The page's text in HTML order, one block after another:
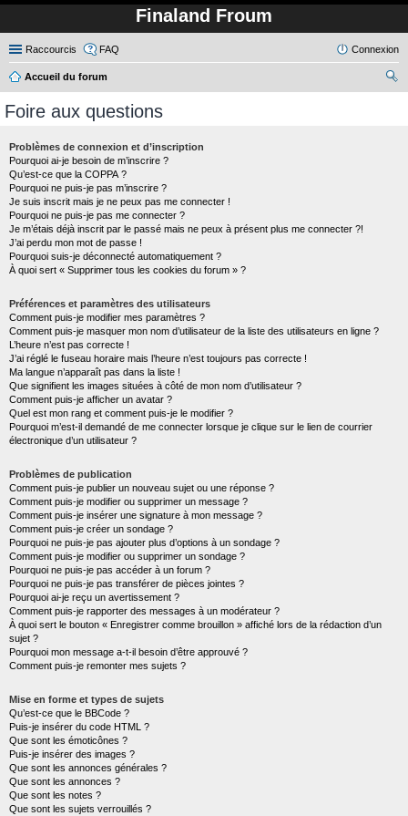
Finaland Froum
Raccourcis FAQ Connexion
Accueil du forum
Foire aux questions
Problèmes de connexion et d’inscription
Pourquoi ai-je besoin de m’inscrire ?
Qu’est-ce que la COPPA ?
Pourquoi ne puis-je pas m’inscrire ?
Je suis inscrit mais je ne peux pas me connecter !
Pourquoi ne puis-je pas me connecter ?
Je m’étais déjà inscrit par le passé mais ne peux à présent plus me connecter ?!
J’ai perdu mon mot de passe !
Pourquoi suis-je déconnecté automatiquement ?
À quoi sert « Supprimer tous les cookies du forum » ?
Préférences et paramètres des utilisateurs
Comment puis-je modifier mes paramètres ?
Comment puis-je masquer mon nom d’utilisateur de la liste des utilisateurs en ligne ?
L’heure n’est pas correcte !
J’ai réglé le fuseau horaire mais l’heure n’est toujours pas correcte !
Ma langue n’apparaît pas dans la liste !
Que signifient les images situées à côté de mon nom d’utilisateur ?
Comment puis-je afficher un avatar ?
Quel est mon rang et comment puis-je le modifier ?
Pourquoi m’est-il demandé de me connecter lorsque je clique sur le lien de courrier
électronique d’un utilisateur ?
Problèmes de publication
Comment puis-je publier un nouveau sujet ou une réponse ?
Comment puis-je modifier ou supprimer un message ?
Comment puis-je insérer une signature à mon message ?
Comment puis-je créer un sondage ?
Pourquoi ne puis-je pas ajouter plus d’options à un sondage ?
Comment puis-je modifier ou supprimer un sondage ?
Pourquoi ne puis-je pas accéder à un forum ?
Pourquoi ne puis-je pas transférer de pièces jointes ?
Pourquoi ai-je reçu un avertissement ?
Comment puis-je rapporter des messages à un modérateur ?
À quoi sert le bouton « Enregistrer comme brouillon » affiché lors de la rédaction d’un
sujet ?
Pourquoi mon message a-t-il besoin d’être approuvé ?
Comment puis-je remonter mes sujets ?
Mise en forme et types de sujets
Qu’est-ce que le BBCode ?
Puis-je insérer du code HTML ?
Que sont les émoticônes ?
Puis-je insérer des images ?
Que sont les annonces générales ?
Que sont les annonces ?
Que sont les notes ?
Que sont les sujets verrouillés ?